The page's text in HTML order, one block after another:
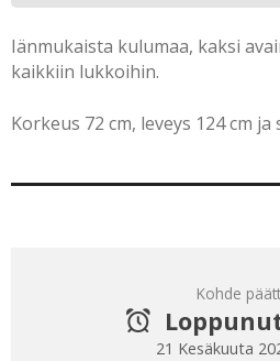
Iänmukaista kulumaa, kaksi
kaikkiin lukkoihin.
Korkeus 72 cm, leveys 124 cm ja
Kohde
21 Kesäkuuta